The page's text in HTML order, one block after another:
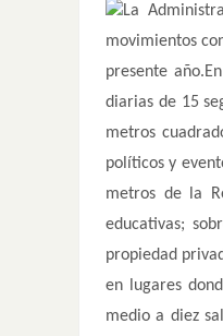
La
movimientos
presente
diarias de 15
metros
políticos y
metros de la
educativas;
propiedad
en lugares
medio a diez